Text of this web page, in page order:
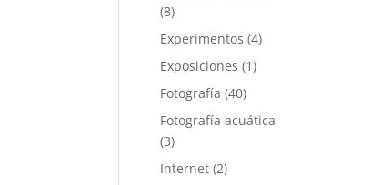
(8)
Experimentos (4)
Exposiciones (1)
Fotografía (40)
Fotografía acuática
(3)
Internet (2)